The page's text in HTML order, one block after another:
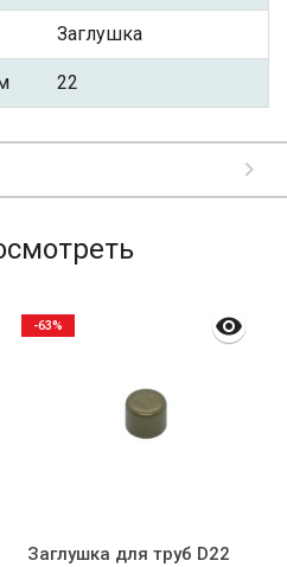
Заглушка
22
Заглушка для труб D22
-63%